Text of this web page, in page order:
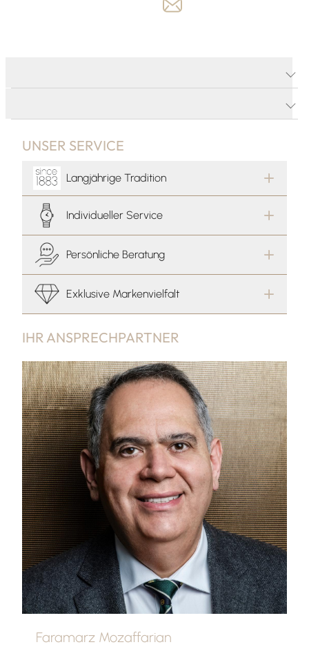
IHR ANSPRECHPARTNER
Faramarz Mozaffarian
UNSER SERVICE
Langjährige Tradition
Individueller Service
Persönliche Beratung
Exklusive Markenvielfalt